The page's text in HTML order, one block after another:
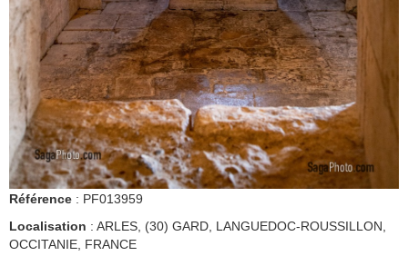
Référence : PF013959
Localisation : ARLES, (30) GARD, LANGUEDOC-ROUSSILLON,
OCCITANIE, FRANCE